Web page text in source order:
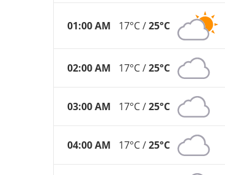
01:00 AM 17°C /25°C
02:00 AM 17°C /25°C
03:00 AM 17°C /25°C
04:00 AM 17°C /25°C